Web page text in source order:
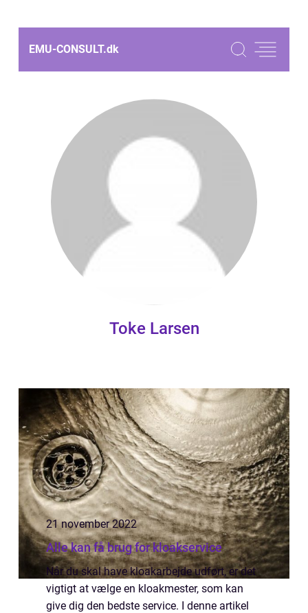
EMU-CONSULT.dk
Toke Larsen
21 november 2022
Alle kan få brug for kloakservice
Når du skal have kloakarbejde udført, er det
vigtigt at vælge en kloakmester, som kan
give dig den bedste service. I denne artikel